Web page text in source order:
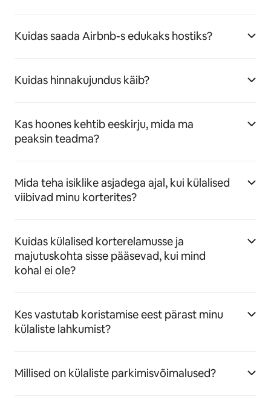
Kuidas saada Airbnb-s edukaks hostiks?
Kuidas hinnakujundus käib?
Kas hoones kehtib eeskirju, mida ma
peaksin teadma?
Mida teha isiklike asjadega ajal, kui külalised
viibivad minu korterites?
Kuidas külalised korterelamusse ja
majutuskohta sisse pääsevad, kui mind
kohal ei ole?
Kes vastutab koristamise eest pärast minu
külaliste lahkumist?
Millised on külaliste parkimisvõimalused?